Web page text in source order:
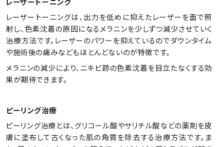
レーザートーニングは、出力を低めに抑えたレーザーを面で照
射し、色素沈着の原因になるメラニンを少しずつ減少させていく
治療方法です。レーザーのパワーを抑えているのでダウンタイム
や施術後の痛みなどもほとんどないのが特徴です。
メラニンの減少により、ニキビ跡の色素沈着を目立たなくする効
果が期待できます。
ピーリング治療
ピーリング治療とは、グリコール酸やサリチル酸などの薬剤を皮
膚に塗布して古くなった肌の角質を除去する治療方法です。ま